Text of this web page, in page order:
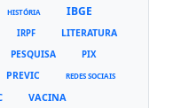
HISTÓRIA IBGE
IRPF LITERATURA
PESQUISA PIX
PREVIC REDES SOCIAIS
VACINA